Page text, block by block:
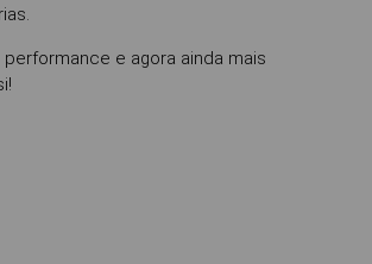
performance e agora ainda mais